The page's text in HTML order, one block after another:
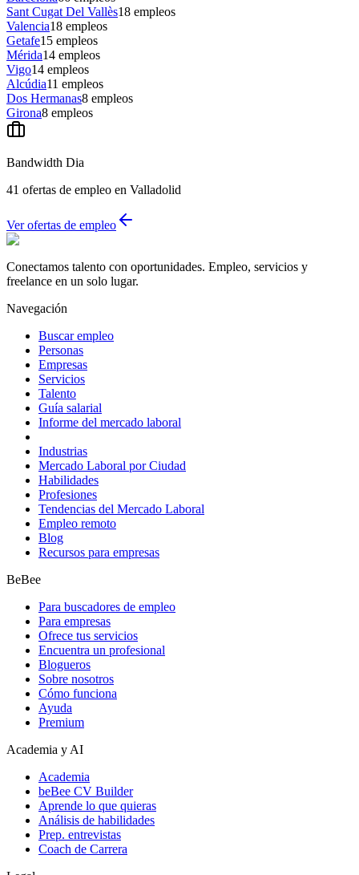
Sant Cugat Del Vallès18 empleos
Valencia18 empleos
Getafe15 empleos
Mérida14 empleos
Vigo14 empleos
Alcúdia11 empleos
Dos Hermanas8 empleos
Girona8 empleos
Bandwidth Dia
41 ofertas de empleo en Valladolid
Ver ofertas de empleo
Conectamos talento con oportunidades. Empleo, servicios y
freelance en un solo lugar.
Navegación
Buscar empleo
Personas
Empresas
Servicios
Talento
Guía salarial
Informe del mercado laboral
Industrias
Mercado Laboral por Ciudad
Habilidades
Profesiones
Tendencias del Mercado Laboral
Empleo remoto
Blog
Recursos para empresas
BeBee
Para buscadores de empleo
Para empresas
Ofrece tus servicios
Encuentra un profesional
Blogueros
Sobre nosotros
Cómo funciona
Ayuda
Premium
Academia y AI
Academia
beBee CV Builder
Aprende lo que quieras
Análisis de habilidades
Prep. entrevistas
Coach de Carrera